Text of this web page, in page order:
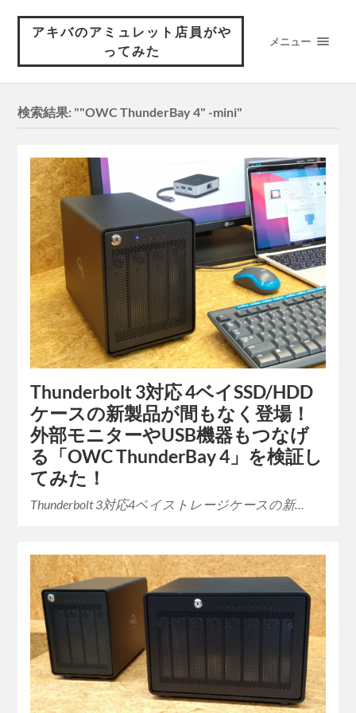
アキバのアミュレット店員がや
ってみた
メニュー
検索結果: ""OWC ThunderBay 4" -mini"
Thunderbolt 3対応 4ベイSSD/HDD
ケースの新製品が間もなく登場！
外部モニターやUSB機器もつなげ
る「OWC ThunderBay 4」を検証し
てみた！
Thunderbolt 3対応4ベイストレージケースの新…